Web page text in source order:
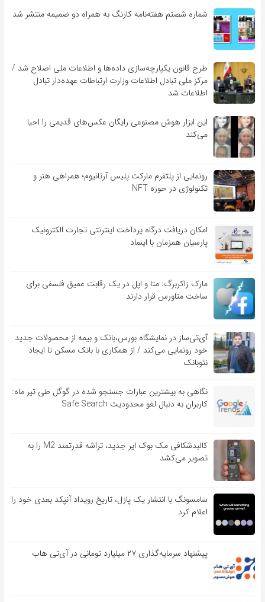
شماره شصتم هفته‌نامه کارنگ به همراه دو ضمیمه منتشر شد
طرح قانون یکپارچه‌سازی داده‌ها و اطلاعات ملی اصلاح شد /
مرکز ملی تبادل اطلاعات وزارت ارتباطات عهده‌دار تبادل
اطلاعات شد
این ابزار هوش مصنوعی رایگان عکس‌های قدیمی را احیا
می‌کند
رونمایی از پلتفرم مارکت پلیس آرتانیوم؛ همراهی هنر و
تکنولوژی در حوزه NFT
امکان دریافت درگاه پرداخت اینترنتی تجارت الکترونیک
پارسیان همزمان با اینماد
مارک زاکربرگ: متا و اپل در یک رقابت عمیق فلسفی برای
ساخت متاورس قرار دارند
آی‌تی‌ساز در نمایشگاه بورس،بانک و بیمه از محصولات جدید
خود رونمایی می‌کند / از همکاری با بانک مسکن تا ایجاد
نئوبانک
نگاهی به بیشترین عبارات جستجو شده در گوگل طی تیر ماه:
کاربران به دنبال لغو محدودیت Safe Search
کالبدشکافی مک بوک ایر جدید، تراشه قدرتمند M2 را به
تصویر می‌کشد
سامسونگ با انتشار یک پازل، تاریخ رویداد آنپکد بعدی خود را
اعلام کرد
پیشنهاد سرمایه‌گذاری ۲۷ میلیارد تومانی در آی‌تی هاب